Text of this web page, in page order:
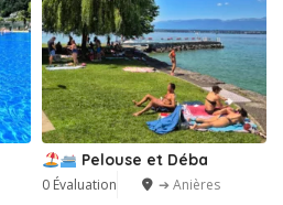
Pelouse et Déba
0 Évaluation ➔ Anières